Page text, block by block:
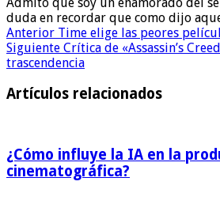
duda en recordar que como dijo
Anterior Time elige las peores
Siguiente Crítica de «Assassin’s
trascendencia
Artículos relacionados
¿Cómo influye la IA en la
cinematográfica?